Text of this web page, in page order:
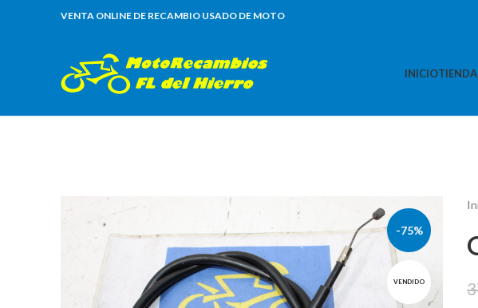
VENTA ONLINE DE RECAMBIO USADO DE MOTO
INICIOTIENDA
-75%
VENDIDO